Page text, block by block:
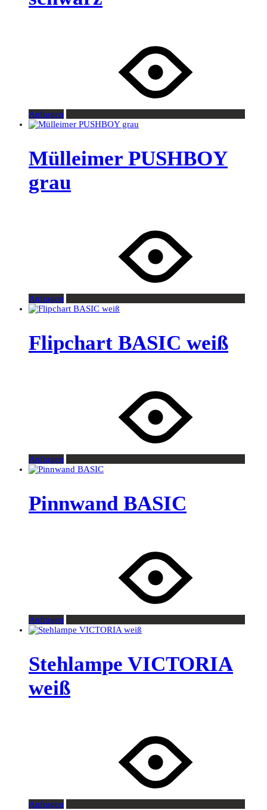
Anfragen
Mülleimer PUSHBOY
grau
Anfragen
Flipchart BASIC weiß
Anfragen
Pinnwand BASIC
Anfragen
Stehlampe VICTORIA
weiß
Anfragen